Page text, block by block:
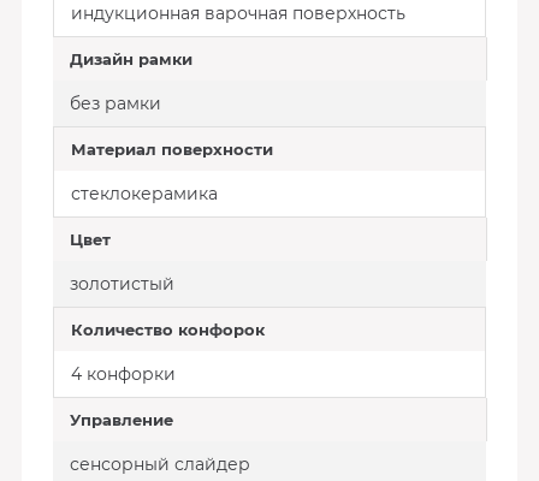
индукционная варочная поверхность
Дизайн рамки
без рамки
Материал поверхности
стеклокерамика
Цвет
золотистый
Количество конфорок
4 конфорки
Управление
сенсорный слайдер